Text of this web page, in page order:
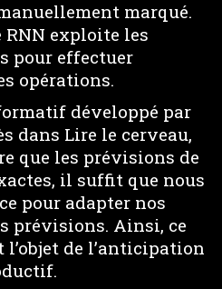
marqué.
RNN exploite les
pour effectuer
opérations.
développé par
dans Lire le cerveau,
que les prévisions de
il suffit que nous
pour adapter nos
prévisions. Ainsi, ce
de l’anticipation